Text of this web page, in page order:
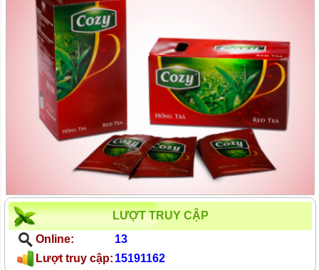
LƯỢT TRUY CẬP
Online:
13
Lượt truy cập: 15191162